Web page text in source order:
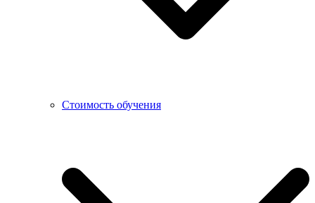
Стоимость обучения